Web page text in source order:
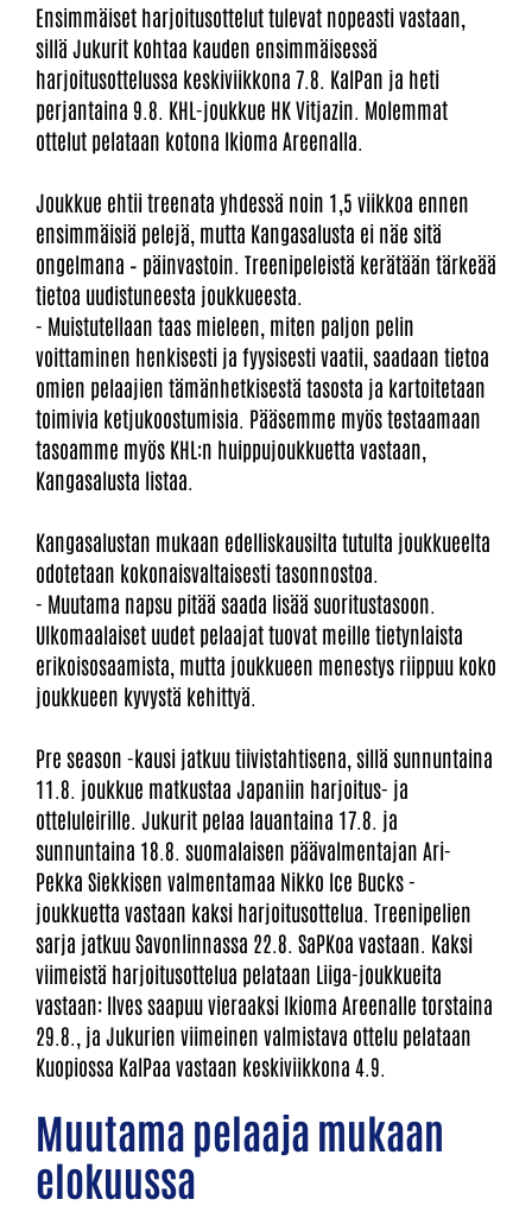
Ensimmäiset harjoitusottelut tulevat nopeasti vastaan,
sillä Jukurit kohtaa kauden ensimmäisessä
harjoitusottelussa keskiviikkona 7.8. KalPan ja heti
perjantaina 9.8. KHL-joukkue HK Vitjazin. Molemmat
ottelut pelataan kotona Ikioma Areenalla.
Joukkue ehtii treenata yhdessä noin 1,5 viikkoa ennen
ensimmäisiä pelejä, mutta Kangasalusta ei näe sitä
ongelmana – päinvastoin. Treenipeleistä kerätään tärkeää
tietoa uudistuneesta joukkueesta.
- Muistutellaan taas mieleen, miten paljon pelin
voittaminen henkisesti ja fyysisesti vaatii, saadaan tietoa
omien pelaajien tämänhetkisestä tasosta ja kartoitetaan
toimivia ketjukoostumisia. Pääsemme myös testaamaan
tasoamme myös KHL:n huippujoukkuetta vastaan,
Kangasalusta listaa.
Kangasalustan mukaan edelliskausilta tutulta joukkueelta
odotetaan kokonaisvaltaisesti tasonnostoa.
- Muutama napsu pitää saada lisää suoritustasoon.
Ulkomaalaiset uudet pelaajat tuovat meille tietynlaista
erikoisosaamista, mutta joukkueen menestys riippuu koko
joukkueen kyvystä kehittyä.
Pre season -kausi jatkuu tiivistahtisena, sillä sunnuntaina
11.8. joukkue matkustaa Japaniin harjoitus- ja
otteluleirille. Jukurit pelaa lauantaina 17.8. ja
sunnuntaina 18.8. suomalaisen päävalmentajan Ari-
Pekka Siekkisen valmentamaa Nikko Ice Bucks -
joukkuetta vastaan kaksi harjoitusottelua. Treenipelien
sarja jatkuu Savonlinnassa 22.8. SaPKoa vastaan. Kaksi
viimeistä harjoitusottelua pelataan Liiga-joukkueita
vastaan: Ilves saapuu vieraaksi Ikioma Areenalle torstaina
29.8., ja Jukurien viimeinen valmistava ottelu pelataan
Kuopiossa KalPaa vastaan keskiviikkona 4.9.
Muutama pelaaja mukaan
elokuussa